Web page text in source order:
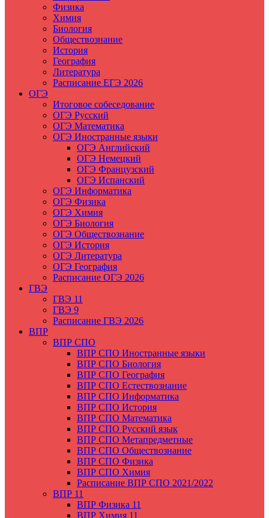
Физика
Химия
Биология
Обществознание
История
География
Литература
Расписание ЕГЭ 2026
ОГЭ
Итоговое собеседование
ОГЭ Русский
ОГЭ Математика
ОГЭ Иностранные языки
ОГЭ Английский
ОГЭ Немецкий
ОГЭ Французский
ОГЭ Испанский
ОГЭ Информатика
ОГЭ Физика
ОГЭ Химия
ОГЭ Биология
ОГЭ Обществознание
ОГЭ История
ОГЭ Литература
ОГЭ География
Расписание ОГЭ 2026
ГВЭ
ГВЭ 11
ГВЭ 9
Расписание ГВЭ 2026
ВПР
ВПР СПО
ВПР СПО Иностранные языки
ВПР СПО Биология
ВПР СПО География
ВПР СПО Естествознание
ВПР СПО Информатика
ВПР СПО История
ВПР СПО Математика
ВПР СПО Русский язык
ВПР СПО Метапредметные
ВПР СПО Обществознание
ВПР СПО Физика
ВПР СПО Химия
Расписание ВПР СПО 2021/2022
ВПР 11
ВПР Физика 11
ВПР Химия 11